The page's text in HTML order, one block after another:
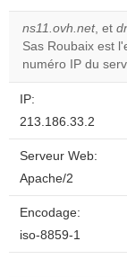
ns11.ovh.net, et
Sas Roubaix est
numéro IP du
IP:
213.186.33.2
Serveur Web:
Apache/2
Encodage:
iso-8859-1